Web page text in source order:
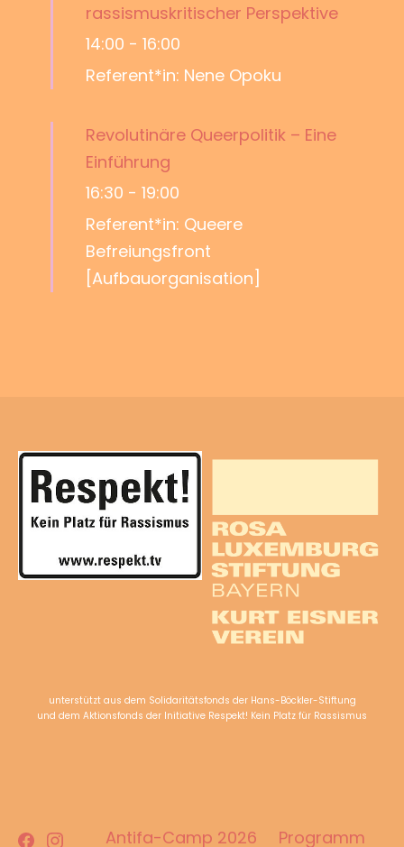
rassismuskritischer Perspektive
14:00 - 16:00
Referent*in: Nene Opoku
Revolutinäre Queerpolitik – Eine
Einführung
16:30 - 19:00
Referent*in: Queere
Befreiungsfront
[Aufbauorganisation]
unterstützt aus dem Solidaritätsfonds der Hans-Böckler-Stiftung
und dem Aktionsfonds der Initiative Respekt! Kein Platz für Rassismus
Facebook
InstagramAntifa-Camp 2026 Programm